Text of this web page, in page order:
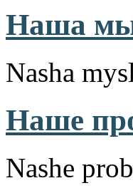
Наша
Nasha
Наше
Nashe